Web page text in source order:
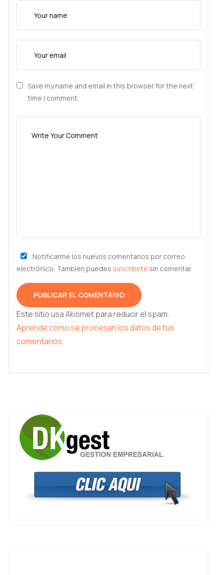
Save my name and email in this browser for the next
time I comment.
Notificarme los nuevos comentarios por correo
electrónico. También puedes suscribirte sin comentar.
Este sitio usa Akismet para reducir el spam.
Aprende cómo se procesan los datos de tus
comentarios.